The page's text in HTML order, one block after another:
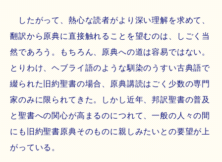
したがって、熱心な読者がより深い理解を求めて、
翻訳から原典に直接触れることを望むのは、しごく当
然であろう。もちろん、原典への道は容易ではない。
とりわけ、ヘブライ語のような馴染のうすい古典語で
綴られた旧約聖書の場合、原典講読はごく少数の専門
家のみに限られてきた。しかし近年、邦訳聖書の普及
と聖書への関心が高まるのにつれて、一般の人々の間
にも旧約聖書原典そのものに親しみたいとの要望が上
がっている。